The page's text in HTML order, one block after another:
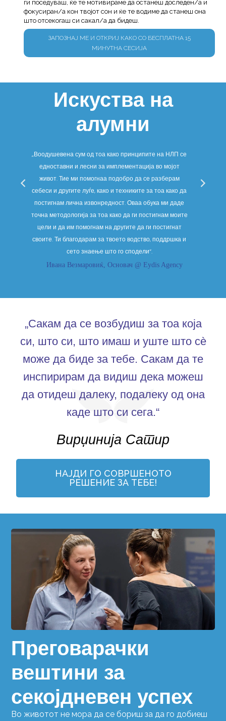
ги поседуваш, ќе те мотивираме да останеш доследен/а и
фокусиран/а кон твојот сон и ќе те водиме да станеш она
што отсекогаш си сакал/а да бидеш.
ЗАПОЗНАЈ МЕ И ОТКРИЈ КАКО СО БЕСПЛАТНА 15
МИНУТНА СЕСИЈА
Искуства на
алумни
Ивана Везмаровиќ, Основач @ Eydis Agency
„Воодушевена сум од тоа како принципите на НЛП се
едноставни и лесни за имплементација во мојот
живот. Тие ми помогнаа подобро да се разберам
себеси и другите луѓе, како и техниките за тоа како да
постигнам лична извонредност. Оваа обука ми даде
точна методологија за тоа како да ги постигнам моите
цели и да им помогнам на другите да ги постигнат
своите. Ти благодарам за твоето водство, поддршка и
сето знаење што го сподели“.
„Сакам да се возбудиш за тоа која
си, што си, што имаш и уште што сè
може да биде за тебе. Сакам да те
инспирирам да видиш дека можеш
да отидеш далеку, подалеку од она
каде што си сега.“
Вирџинија Сатир
НАЈДИ ГО СОВРШЕНОТО
РЕШЕНИЕ ЗА ТЕБЕ!
Преговарачки
вештини за
секојдневен успех
Во животот не мора да се бориш за да го добиеш